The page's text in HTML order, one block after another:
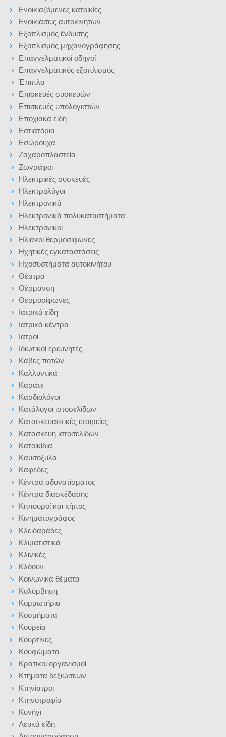
Ενοικιαζόμενες κατοικίες
Ενοικιάσεις αυτοκινήτων
Εξοπλισμός ένδυσης
Εξοπλισμός μηχανογράφησης
Επαγγελματικοί οδηγοί
Επαγγελματικός εξοπλισμός
Έπιπλα
Επισκευές συσκευών
Επισκευές υπολογιστών
Εποχιακά είδη
Εστιατόρια
Εσώρουχα
Ζαχαροπλαστεία
Ζωγράφοι
Ηλεκτρικές συσκευές
Ηλεκτρολόγοι
Ηλεκτρονικά
Ηλεκτρονικά πολυκαταστήματα
Ηλεκτρονικοί
Ηλιακοί θερμοσίφωνες
Ηχητικές εγκαταστάσεις
Ηχοσυστήματα αυτοκινήτου
Θέατρα
Θέρμανση
Θερμοσίφωνες
Ιατρικά είδη
Ιατρικά κέντρα
Ιατροί
Ιδιωτικοί ερευνητές
Κάβες ποτών
Καλλυντικά
Καράτε
Καρδιολόγοι
Κατάλογοι ιστοσελίδων
Κατασκευαστικές εταιρείες
Κατασκευή ιστοσελίδων
Κατοικίδια
Καυσόξυλα
Καφέδες
Κέντρα αδυνατίσματος
Κέντρα διασκέδασης
Κηπουροί και κήπος
Κινηματογράφος
Κλειδαράδες
Κλιματιστικά
Κλινικές
Κλόουν
Κοινωνικά θέματα
Κολύμβηση
Κομμωτήρια
Κοσμήματα
Κουρεία
Κουρτίνες
Κουφώματα
Κρατικοί οργανισμοί
Κτήματα δεξιώσεων
Κτηνίατροι
Κτηνοτροφία
Κυνήγι
Λευκά είδη